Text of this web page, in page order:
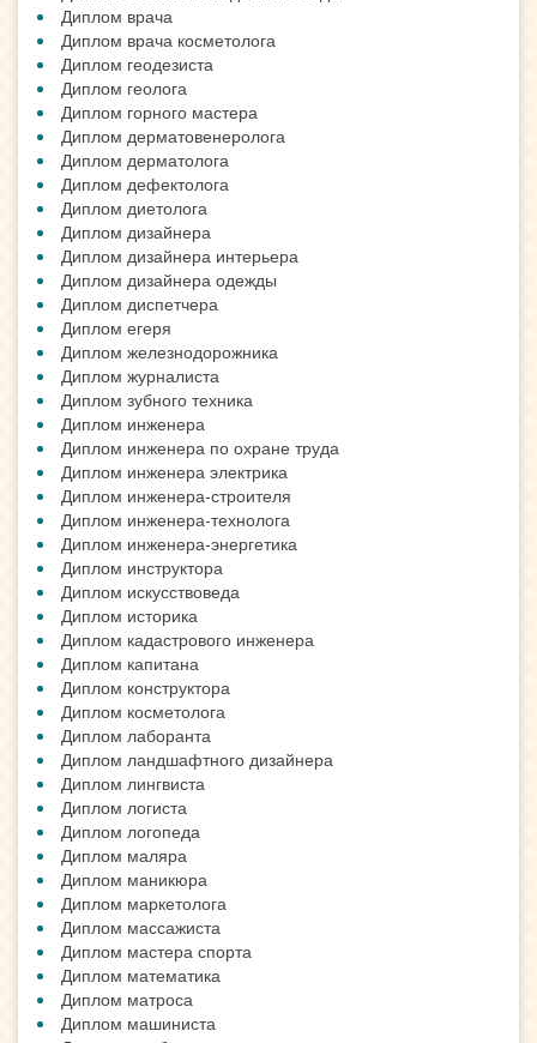
Диплом врача
Диплом врача косметолога
Диплом геодезиста
Диплом геолога
Диплом горного мастера
Диплом дерматовенеролога
Диплом дерматолога
Диплом дефектолога
Диплом диетолога
Диплом дизайнера
Диплом дизайнера интерьера
Диплом дизайнера одежды
Диплом диспетчера
Диплом егеря
Диплом железнодорожника
Диплом журналиста
Диплом зубного техника
Диплом инженера
Диплом инженера по охране труда
Диплом инженера электрика
Диплом инженера-строителя
Диплом инженера-технолога
Диплом инженера-энергетика
Диплом инструктора
Диплом искусствоведа
Диплом историка
Диплом кадастрового инженера
Диплом капитана
Диплом конструктора
Диплом косметолога
Диплом лаборанта
Диплом ландшафтного дизайнера
Диплом лингвиста
Диплом логиста
Диплом логопеда
Диплом маляра
Диплом маникюра
Диплом маркетолога
Диплом массажиста
Диплом мастера спорта
Диплом математика
Диплом матроса
Диплом машиниста